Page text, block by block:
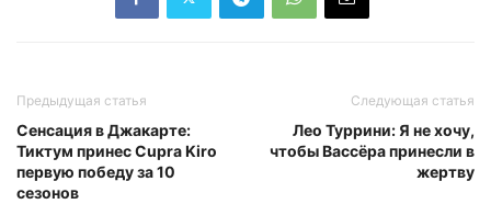
Предыдущая статья
Сенсация в Джакарте:
Тиктум принес Cupra Kiro
первую победу за 10
сезонов
Следующая статья
Лео Туррини: Я не хочу,
чтобы Вассёра принесли в
жертву